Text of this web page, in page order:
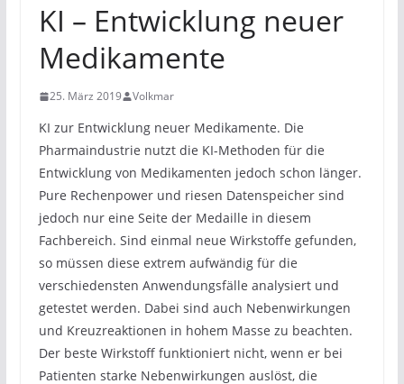
KI – Entwicklung neuer
Medikamente
25. März 2019 Volkmar
KI zur Entwicklung neuer Medikamente. Die
Pharmaindustrie nutzt die KI-Methoden für die
Entwicklung von Medikamenten jedoch schon länger.
Pure Rechenpower und riesen Datenspeicher sind
jedoch nur eine Seite der Medaille in diesem
Fachbereich. Sind einmal neue Wirkstoffe gefunden,
so müssen diese extrem aufwändig für die
verschiedensten Anwendungsfälle analysiert und
getestet werden. Dabei sind auch Nebenwirkungen
und Kreuzreaktionen in hohem Masse zu beachten.
Der beste Wirkstoff funktioniert nicht, wenn er bei
Patienten starke Nebenwirkungen auslöst, die